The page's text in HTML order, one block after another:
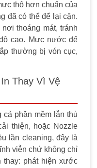
thô hơn chuẩn của
đã có thể để lại cặn.
thoáng mát, tránh
cao. Mực nước để
thường bị vón cục,
Thay Vì Vệ
cả phần mềm lẫn thủ
thiện, hoặc Nozzle
lần cleaning, đây là
viễn chứ không chỉ
thay: phát hiện xước